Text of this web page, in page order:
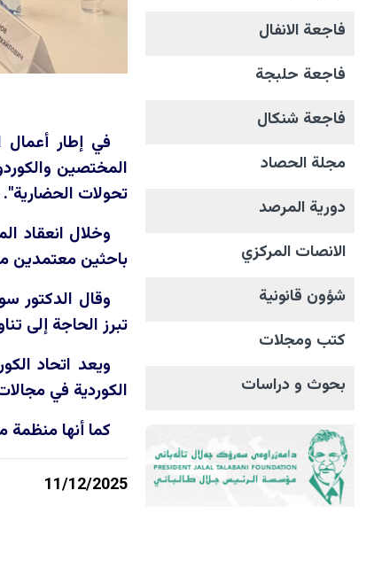
فاجعة الانفال
فاجعة حلبجة
فاجعة شنكال
مجلة الحصاد
دورية المرصد
الانصات المرکزي
شؤون قانونية
كتب ومجلات
بحوث و دراسات
في إطار أعمال
المختصين
تحولات الحضارية".
باحثين معتمدين
وقال الدكتور
تبرز الحاجة إلى
ويعد اتحاد
الكوردية في
كما أنها منظمة
11/12/2025